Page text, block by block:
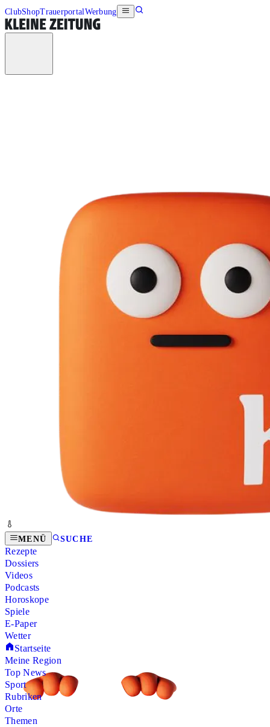
ClubShopTrauerportalWerbung
MENÜ SUCHE
Rezepte
Dossiers
Videos
Podcasts
Horoskope
Spiele
E-Paper
Wetter
Startseite
Meine Region
Top News
Sport
Rubriken
Orte
Themen